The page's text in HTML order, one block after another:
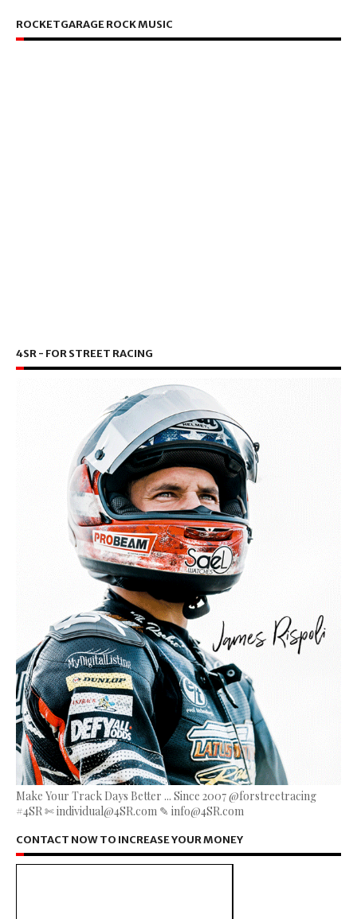
ROCKETGARAGE ROCK MUSIC
4SR - FOR STREET RACING
Make Your Track Days Better ... Since 2007 @forstreetracing
#4SR ✄ individual@4SR.com ✎ info@4SR.com
CONTACT NOW TO INCREASE YOUR MONEY